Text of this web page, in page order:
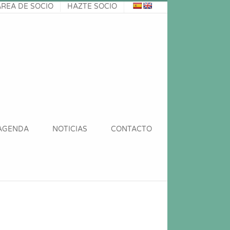
DE SOCIO HAZTE SOCIO
NOTICIAS CONTACTO